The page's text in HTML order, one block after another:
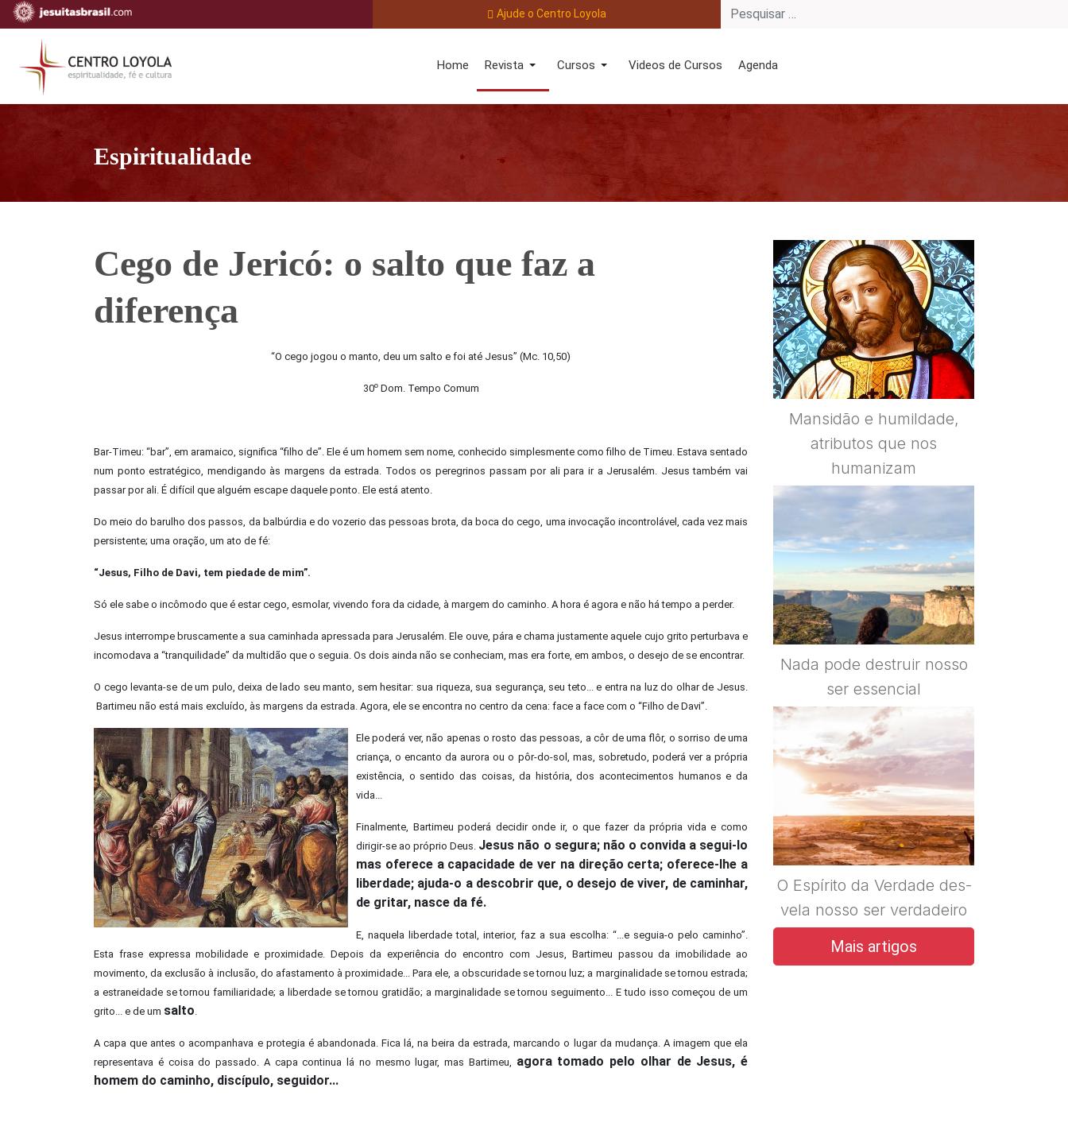
Ajude o Centro Loyola
Home Revista Cursos Videos de Cursos Agenda
Espiritualidade
Cego de Jericó: o salto que faz a
diferença
“O cego jogou o manto, deu um salto e foi até Jesus” (Mc. 10,50)
30º Dom. Tempo Comum
Bar-Timeu: “bar”, em aramaico, significa “filho de”. Ele é um homem sem nome, conhecido simplesmente como filho de Timeu. Estava sentado
num ponto estratégico, mendigando às margens da estrada. Todos os peregrinos passam por ali para ir a Jerusalém. Jesus também vai
passar por ali. É difícil que alguém escape daquele ponto. Ele está atento.
Do meio do barulho dos passos, da balbúrdia e do vozerio das pessoas brota, da boca do cego, uma invocação incontrolável, cada vez mais
persistente; uma oração, um ato de fé:
“Jesus, Filho de Davi, tem piedade de mim”.
Só ele sabe o incômodo que é estar cego, esmolar, vivendo fora da cidade, à margem do caminho. A hora é agora e não há tempo a perder.
Jesus interrompe bruscamente a sua caminhada apressada para Jerusalém. Ele ouve, pára e chama justamente aquele cujo grito perturbava e
incomodava a “tranquilidade” da multidão que o seguia. Os dois ainda não se conheciam, mas era forte, em ambos, o desejo de se encontrar.
O cego levanta-se de um pulo, deixa de lado seu manto, sem hesitar: sua riqueza, sua segurança, seu teto... e entra na luz do olhar de Jesus.
Bartimeu não está mais excluído, às margens da estrada. Agora, ele se encontra no centro da cena: face a face com o “Filho de Davi”.
Ele poderá ver, não apenas o rosto das pessoas, a côr de uma flôr, o sorriso de uma
criança, o encanto da aurora ou o pôr-do-sol, mas, sobretudo, poderá ver a própria
existência, o sentido das coisas, da história, dos acontecimentos humanos e da
vida...
Finalmente, Bartimeu poderá decidir onde ir, o que fazer da própria vida e como
dirigir-se ao próprio Deus. Jesus não o segura; não o convida a segui-lo
mas oferece a capacidade de ver na direção certa; oferece-lhe a
liberdade; ajuda-o a descobrir que, o desejo de viver, de caminhar,
de gritar, nasce da fé.
E, naquela liberdade total, interior, faz a sua escolha: “...e seguia-o pelo caminho”.
Esta frase expressa mobilidade e proximidade. Depois da experiência do encontro com Jesus, Bartimeu passou da imobilidade ao
movimento, da exclusão à inclusão, do afastamento à proximidade... Para ele, a obscuridade se tornou luz; a marginalidade se tornou estrada;
a estraneidade se tornou familiaridade; a liberdade se tornou gratidão; a marginalidade se tornou seguimento... E tudo isso começou de um
grito... e de um salto.
A capa que antes o acompanhava e protegia é abandonada. Fica lá, na beira da estrada, marcando o lugar da mudança. A imagem que ela
representava é coisa do passado. A capa continua lá no mesmo lugar, mas Bartimeu, agora tomado pelo olhar de Jesus, é
homem do caminho, discípulo, seguidor...
Mansidão e humildade,
atributos que nos
humanizam
Nada pode destruir nosso
ser essencial
O Espírito da Verdade des-
vela nosso ser verdadeiro
Mais artigos